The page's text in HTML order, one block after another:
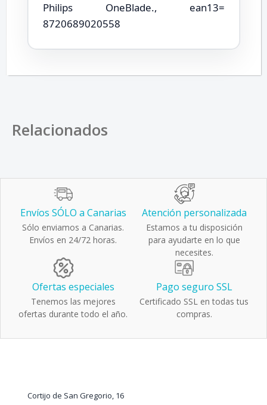
Philips OneBlade., ean13=
8720689020558
Relacionados
Envíos SÓLO a Canarias
Sólo enviamos a Canarias.
Envíos en 24/72 horas.
Atención personalizada
Estamos a tu disposición
para ayudarte en lo que
necesites.
Ofertas especiales
Tenemos las mejores
ofertas durante todo el año.
Pago seguro SSL
Certificado SSL en todas tus
compras.
Cortijo de San Gregorio, 16